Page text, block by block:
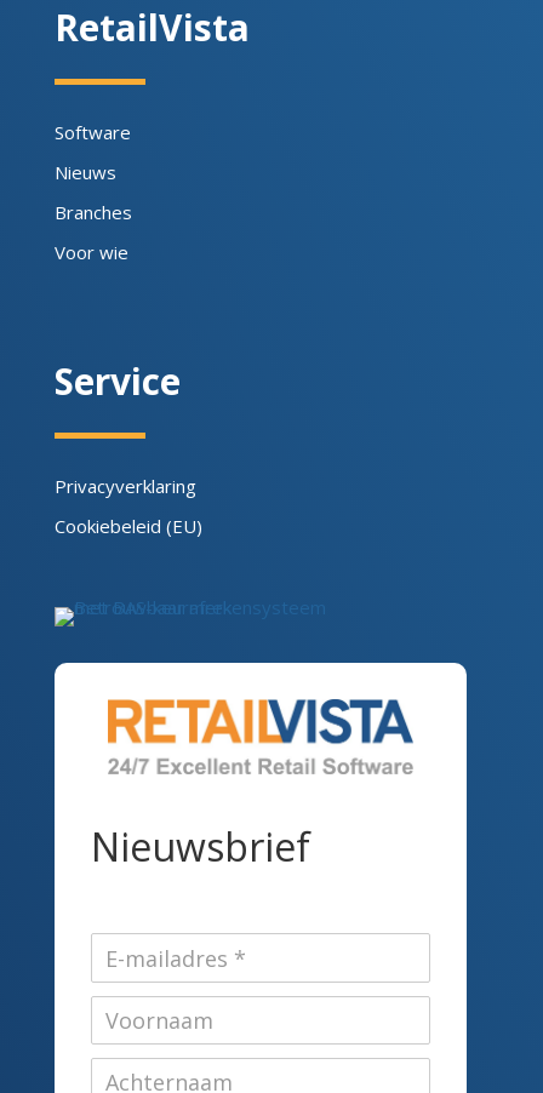
RetailVista
Software
Nieuws
Branches
Voor wie
Service
Privacyverklaring
Cookiebeleid (EU)
Nieuwsbrief